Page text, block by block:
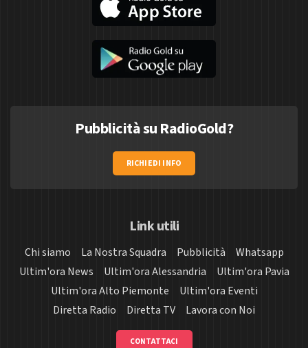
Pubblicità su RadioGold?
RICHIEDI INFO
Link utili
Chi siamo La Nostra Squadra Pubblicità
Whatsapp
Ultim'ora News
Ultim'ora Alessandria
Ultim'ora Pavia
Ultim'ora Alto Piemonte
Ultim'ora Eventi
Diretta Radio
Diretta TV Lavora con Noi
CONTATTACI